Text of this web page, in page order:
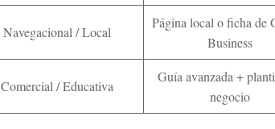
Navegacional / Local
Página local o ficha de
Business
Comercial / Educativa
Guía avanzada +
negocio